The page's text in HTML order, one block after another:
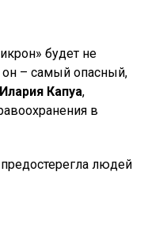
будет не
он – самый опасный,
Илария Капуа,
в
людей